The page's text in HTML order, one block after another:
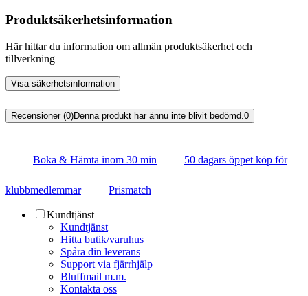
Produktsäkerhetsinformation
Här hittar du information om allmän produktsäkerhet och
tillverkning
Visa säkerhetsinformation
Recensioner (0)Denna produkt har ännu inte blivit bedömd. 0
Boka & Hämta inom 30 min 50 dagars öppet köp för
klubbmedlemmar Prismatch
Kundtjänst
Kundtjänst
Hitta butik/varuhus
Spåra din leverans
Support via fjärrhjälp
Bluffmail m.m.
Kontakta oss